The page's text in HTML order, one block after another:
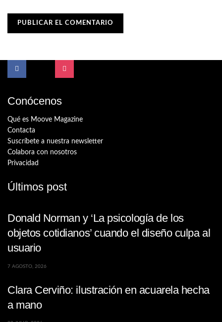
Conócenos
Qué es Moove Magazine
Contacta
Suscríbete a nuestra newsletter
Colabora con nosotros
Privacidad
Últimos post
Donald Norman y ‘La psicología de los
objetos cotidianos’ cuando el diseño culpa al
usuario
7 AGOSTO, 2026
Clara Cerviño: ilustración en acuarela hecha
a mano